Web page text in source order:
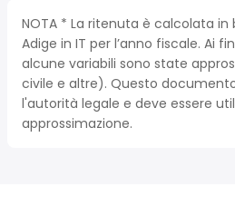
NOTA * La ritenuta è calcolata in
Adige in IT per l’anno fiscale. Ai
alcune variabili sono state
civile e altre). Questo
l'autorità legale e deve essere
approssimazione.